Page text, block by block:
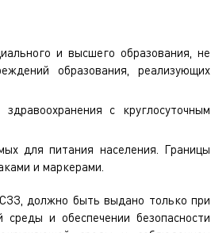
и высшего образования, не
образования, реализующих
с круглосуточным
для питания населения. Границы
и маркерами.
должно быть выдано только при
и обеспечении безопасности